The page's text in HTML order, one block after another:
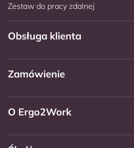
Zestaw do pracy zdalnej
Obsługa klienta
Zamówienie
O Ergo2Work